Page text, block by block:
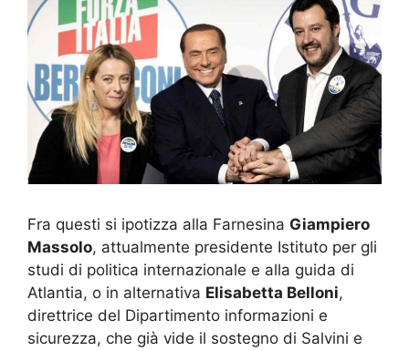
Fra questi si ipotizza alla Farnesina Giampiero
Massolo, attualmente presidente Istituto per gli
studi di politica internazionale e alla guida di
Atlantia, o in alternativa Elisabetta Belloni,
direttrice del Dipartimento informazioni e
sicurezza, che già vide il sostegno di Salvini e